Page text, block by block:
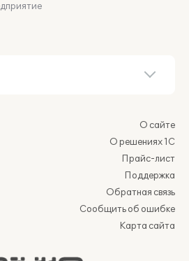
О сайте
О решениях 1С
Прайс-лист
Поддержка
Обратная связь
Сообщить об ошибке
Карта сайта